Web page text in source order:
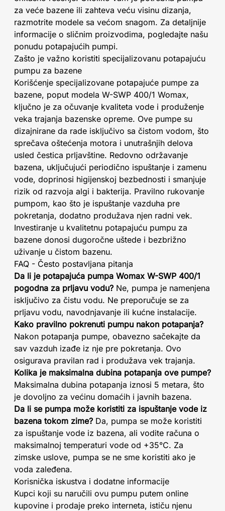
za veće bazene ili zahteva veću visinu dizanja,
razmotrite modele sa većom snagom. Za detaljnije
informacije o sličnim proizvodima, pogledajte našu
ponudu potapajućih pumpi.
Zašto je važno koristiti specijalizovanu potapajuću
pumpu za bazene
Korišćenje specijalizovane potapajuće pumpe za
bazene, poput modela W-SWP 400/1 Womax,
ključno je za očuvanje kvaliteta vode i produženje
veka trajanja bazenske opreme. Ove pumpe su
dizajnirane da rade isključivo sa čistom vodom, što
sprečava oštećenja motora i unutrašnjih delova
usled čestica prljavštine. Redovno održavanje
bazena, uključujući periodično ispuštanje i zamenu
vode, doprinosi higijenskoj bezbednosti i smanjuje
rizik od razvoja algi i bakterija. Pravilno rukovanje
pumpom, kao što je ispuštanje vazduha pre
pokretanja, dodatno produžava njen radni vek.
Investiranje u kvalitetnu potapajuću pumpu za
bazene donosi dugoročne uštede i bezbrižno
uživanje u čistom bazenu.
FAQ - Često postavljana pitanja
Da li je potapajuća pumpa Womax W-SWP 400/1
pogodna za prljavu vodu? Ne, pumpa je namenjena
isključivo za čistu vodu. Ne preporučuje se za
prljavu vodu, navodnjavanje ili kućne instalacije.
Kako pravilno pokrenuti pumpu nakon potapanja?
Nakon potapanja pumpe, obavezno sačekajte da
sav vazduh izađe iz nje pre pokretanja. Ovo
osigurava pravilan rad i produžava vek trajanja.
Kolika je maksimalna dubina potapanja ove pumpe?
Maksimalna dubina potapanja iznosi 5 metara, što
je dovoljno za većinu domaćih i javnih bazena.
Da li se pumpa može koristiti za ispuštanje vode iz
bazena tokom zime? Da, pumpa se može koristiti
za ispuštanje vode iz bazena, ali vodite računa o
maksimalnoj temperaturi vode od +35°C. Za
zimske uslove, pumpa se ne sme koristiti ako je
voda zaleđena.
Korisnička iskustva i dodatne informacije
Kupci koji su naručili ovu pumpu putem online
kupovine i prodaje preko interneta, ističu njenu